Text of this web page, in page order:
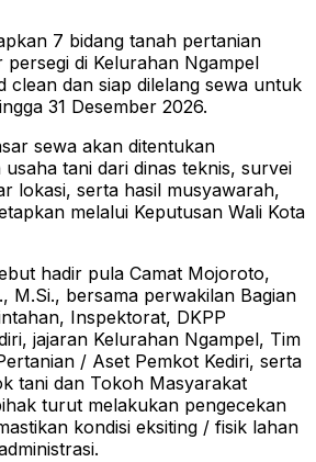
7 bidang tanah pertanian
persegi di Kelurahan Ngampel
clean dan siap dilelang sewa untuk
31 Desember 2026.
sewa akan ditentukan
tani dari dinas teknis, survei
lokasi, serta hasil musyawarah,
melalui Keputusan Wali Kota
hadir pula Camat Mojoroto,
M.Si., bersama perwakilan Bagian
Inspektorat, DKPP
jajaran Kelurahan Ngampel, Tim
/ Aset Pemkot Kediri, serta
tani dan Tokoh Masyarakat
turut melakukan pengecekan
kondisi eksiting / fisik lahan